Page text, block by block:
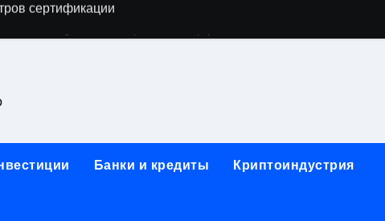
бра в виде факела с эффектом старины
работы на объектах культурного наследия
одежды: джемперы, брюки, куртки
для международных расчетов
Банки и кредиты Криптоиндустрия